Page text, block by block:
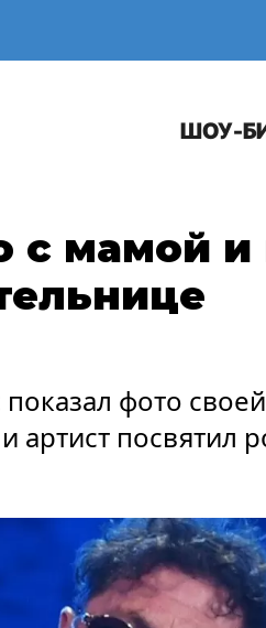
ШОУ-
с мамой
фото
артист посвятил